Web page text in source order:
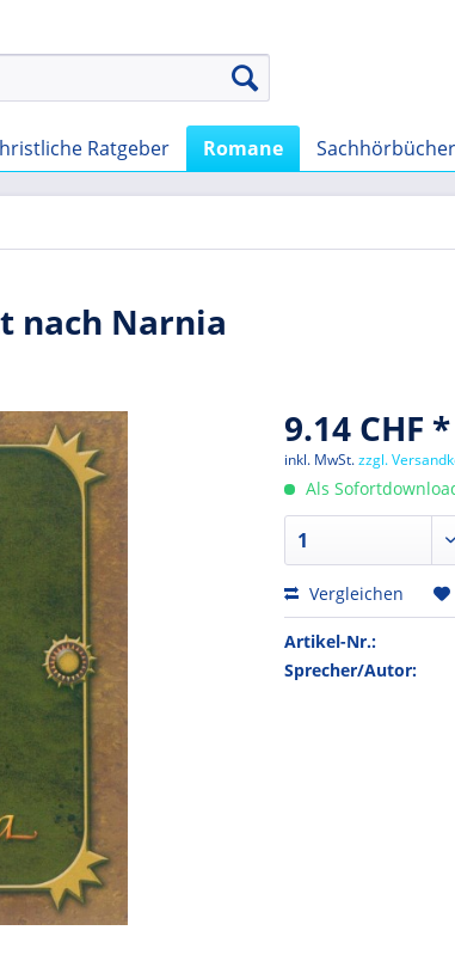
Ratgeber Romane Sachhörbücher
nach Narnia
9.14 CHF *
inkl. MwSt.zzgl.
Als
Vergleichen
Artikel-Nr.:
Sprecher/Autor: